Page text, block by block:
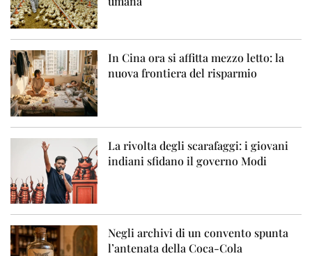
In Cina ora si affitta mezzo letto: la
nuova frontiera del risparmio
La rivolta degli scarafaggi: i giovani
indiani sfidano il governo Modi
Negli archivi di un convento spunta
l’antenata della Coca-Cola